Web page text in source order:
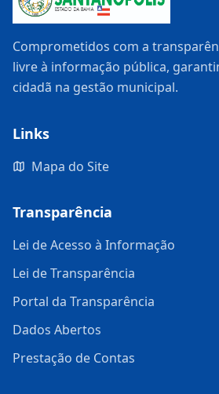
Comprometidos com a
livre à informação pública,
cidadã na gestão municipal.
Links
Mapa do Site
Transparência
Lei de Acesso à Informação
Lei de Transparência
Portal da Transparência
Dados Abertos
Prestação de Contas